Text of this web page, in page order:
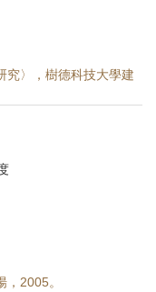
究〉，樹德科技大學建
，2005。